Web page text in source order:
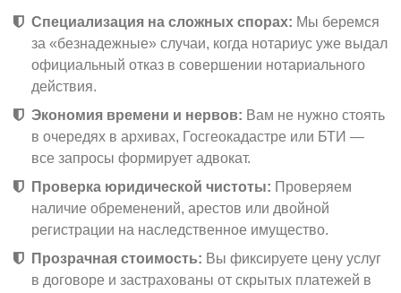
Специализация на сложных спорах: Мы беремся
за «безнадежные» случаи, когда нотариус уже выдал
официальный отказ в совершении нотариального
действия.
Экономия времени и нервов: Вам не нужно стоять
в очередях в архивах, Госгеокадастре или БТИ —
все запросы формирует адвокат.
Проверка юридической чистоты: Проверяем
наличие обременений, арестов или двойной
регистрации на наследственное имущество.
Прозрачная стоимость: Вы фиксируете цену услуг
в договоре и застрахованы от скрытых платежей в